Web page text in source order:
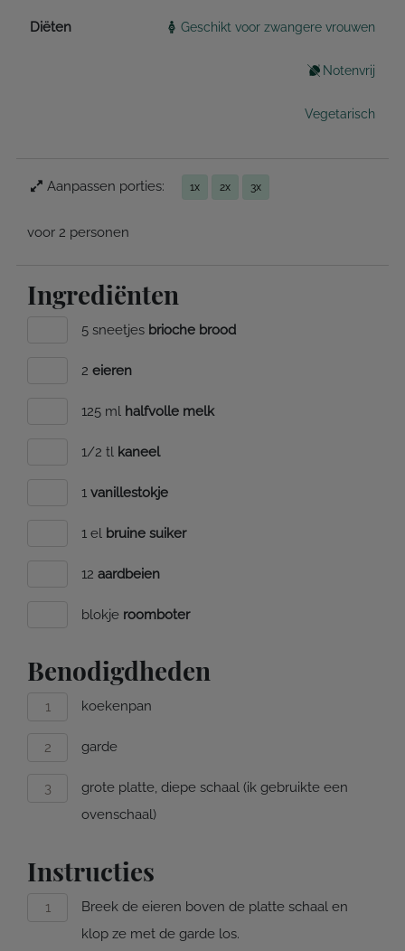
Diëten Geschikt voor zwangere vrouwen
Notenvrij
Vegetarisch
Aanpassen porties: 1x 2x 3x
voor 2 personen
Ingrediënten
5 sneetjes brioche brood
2 eieren
125 ml halfvolle melk
1/2 tl kaneel
1 vanillestokje
1 el bruine suiker
12 aardbeien
blokje roomboter
Benodigdheden
koekenpan
garde
grote platte, diepe schaal (ik gebruikte een
ovenschaal)
Instructies
Breek de eieren boven de platte schaal en
klop ze met de garde los.